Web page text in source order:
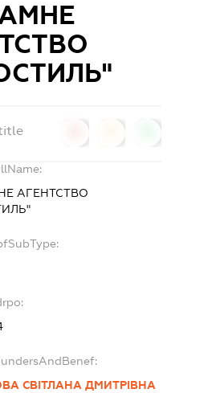
АГЕНТСТВО
СВІТЛАНА ДМИТРІВНА